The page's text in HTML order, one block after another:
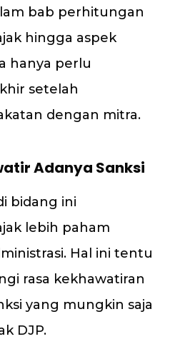
bab perhitungan
hingga aspek
hanya perlu
setelah
dengan mitra.
Adanya Sanksi
bidang ini
lebih paham
Hal ini tentu
rasa kekhawatiran
yang mungkin saja
DJP.